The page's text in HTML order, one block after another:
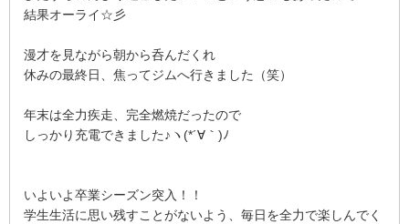
結果オーライ☆彡
漫才を見ながら朝から呑んだくれ
休みの最終日、焦ってジムへ行きました（笑）
年末は全力疾走、完全燃焼だったので
しっかり充電できました♪ヽ(*´∀｀)ﾉ
いよいよ卒業シーズン突入！！
学生生活に思い残すことがないよう、毎日を全力で楽しんでく